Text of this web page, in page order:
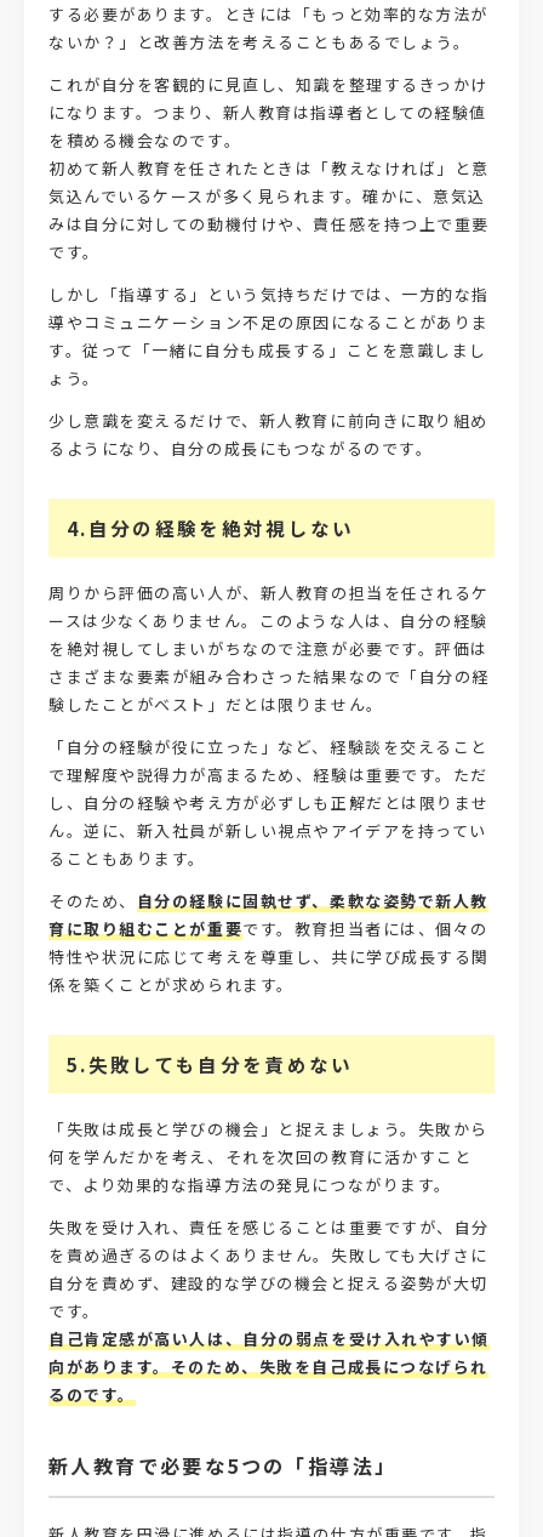
する必要があります。ときには「もっと効率的な方法が
ないか？」と改善方法を考えることもあるでしょう。
これが自分を客観的に見直し、知識を整理するきっかけ
になります。つまり、新人教育は指導者としての経験値
を積める機会なのです。
初めて新人教育を任されたときは「教えなければ」と意
気込んでいるケースが多く見られます。確かに、意気込
みは自分に対しての動機付けや、責任感を持つ上で重要
です。
しかし「指導する」という気持ちだけでは、一方的な指
導やコミュニケーション不足の原因になることがありま
す。従って「一緒に自分も成長する」ことを意識しまし
ょう。
少し意識を変えるだけで、新人教育に前向きに取り組め
るようになり、自分の成長にもつながるのです。
4.自分の経験を絶対視しない
周りから評価の高い人が、新人教育の担当を任されるケ
ースは少なくありません。このような人は、自分の経験
を絶対視してしまいがちなので注意が必要です。評価は
さまざまな要素が組み合わさった結果なので「自分の経
験したことがベスト」だとは限りません。
「自分の経験が役に立った」など、経験談を交えること
で理解度や説得力が高まるため、経験は重要です。ただ
し、自分の経験や考え方が必ずしも正解だとは限りませ
ん。逆に、新入社員が新しい視点やアイデアを持ってい
ることもあります。
そのため、
自分の経験に固執せず、柔軟な姿勢で新人教
育に取り組むことが重要です。教育担当者には、個々の
特性や状況に応じて考えを尊重し、共に学び成長する関
係を築くことが求められます。
5.失敗しても自分を責めない
「失敗は成長と学びの機会」と捉えましょう。失敗から
何を学んだかを考え、それを次回の教育に活かすこと
で、より効果的な指導方法の発見につながります。
失敗を受け入れ、責任を感じることは重要ですが、自分
を責め過ぎるのはよくありません。失敗しても大げさに
自分を責めず、建設的な学びの機会と捉える姿勢が大切
です。
自己肯定感が高い人は、自分の弱点を受け入れやすい傾
向があります。そのため、失敗を自己成長につなげられ
るのです。
新人教育で必要な5つの「指導法」